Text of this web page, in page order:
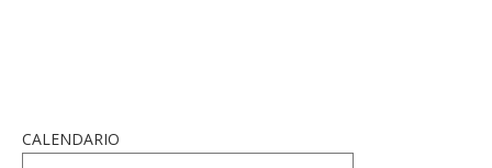
CALENDARIO